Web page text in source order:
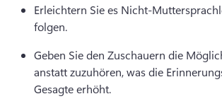
Erleichtern Sie es Nicht-
folgen.
Geben Sie den Zuschauern die
anstatt zuzuhören, was die
Gesagte erhöht.